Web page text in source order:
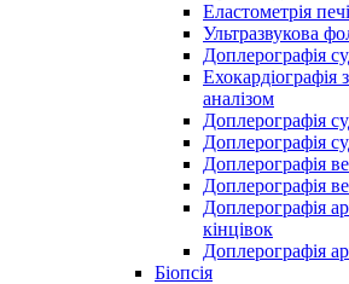
Еластометрія
Ультразвукова
Доплерографія
Ехокардіографія
аналізом
Доплерографія
Доплерографія
Доплерографія
Доплерографія
Доплерографія
кінцівок
Доплерографія
Біопсія